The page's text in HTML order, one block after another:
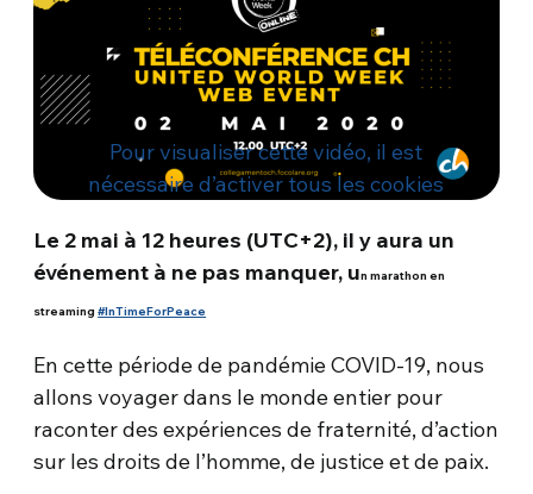
Pour visualiser cette vidéo, il est
nécessaire d’activer tous les cookies
Le 2 mai à 12 heures (UTC+2), il y aura un
événement à ne pas manquer, un marathon en
streaming#InTimeForPeace
En cette période de pandémie COVID-19, nous
allons voyager dans le monde entier pour
raconter des expériences de fraternité, d’action
sur les droits de l’homme, de justice et de paix.